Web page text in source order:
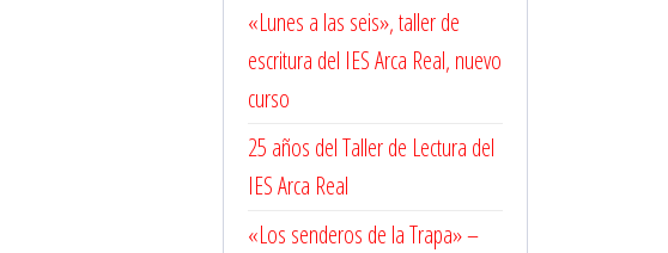
«Lunes a las seis», taller de
escritura del IES Arca Real, nuevo
curso
25 años del Taller de Lectura del
IES Arca Real
«Los senderos de la Trapa» –